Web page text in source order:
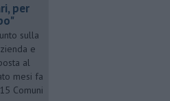
per
sulla
e
al
mesi fa
Comuni